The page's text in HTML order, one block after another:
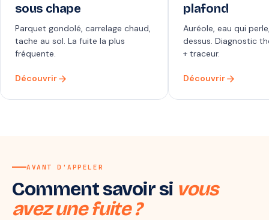
sous chape
Parquet gondolé, carrelage chaud,
tache au sol. La fuite la plus
fréquente.
Découvrirarrow_forward
plafond
Auréole, eau qui
dessus. Diagnostic
+ traceur.
Découvrirarrow_forward
AVANT D'APPELER
Comment savoir si vous
avez une fuite ?